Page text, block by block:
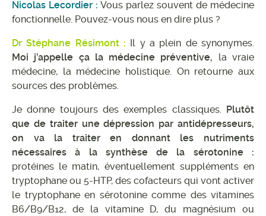
Nicolas Lecordier : Vous parlez souvent de médecine
fonctionnelle. Pouvez-vous nous en dire plus ?
Dr Stéphane Résimont : Il y a plein de synonymes.
Moi j’appelle ça la médecine préventive, la vraie
médecine, la médecine holistique. On retourne aux
sources des problèmes.
Je donne toujours des exemples classiques. Plutôt
que de traiter une dépression par antidépresseurs,
on va la traiter en donnant les nutriments
nécessaires à la synthèse de la sérotonine :
protéines le matin, éventuellement suppléments en
tryptophane ou 5-HTP, des cofacteurs qui vont activer
le tryptophane en sérotonine comme des vitamines
B6/B9/B12, de la vitamine D, du magnésium ou